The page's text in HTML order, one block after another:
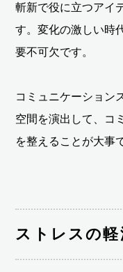
斬新で役に立つアイ
す。変化の激しい時
要不可欠です。
コミュニケーション
空間を演出して、コ
を整えることが大事
ストレスの軽